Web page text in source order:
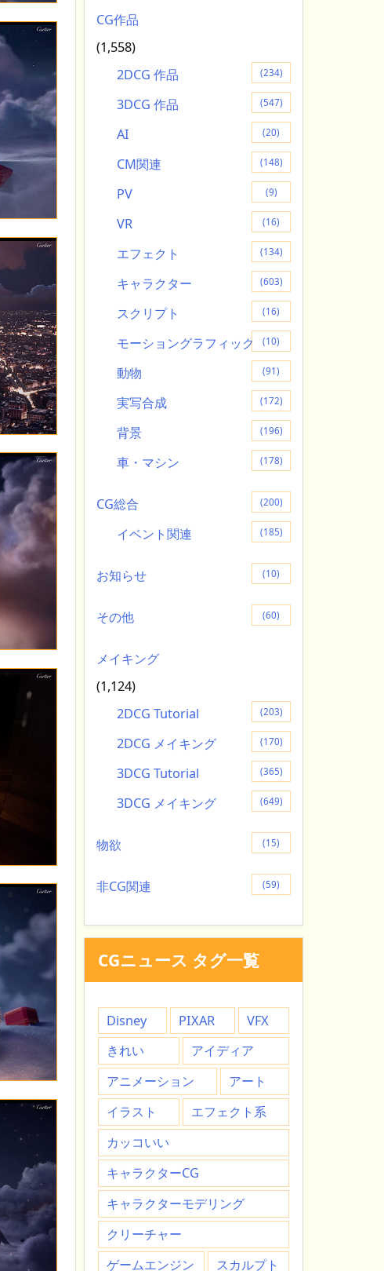
CG作品
(1,558)
2DCG 作品
(234)
3DCG 作品 (547)
AI (20)
CM関連 (148)
PV (9)
VR (16)
エフェクト (134)
キャラクター (603)
スクリプト (16)
モーショングラフィック (10)
動物 (91)
実写合成 (172)
背景 (196)
車・マシン (178)
CG総合 (200)
イベント関連 (185)
お知らせ (10)
その他 (60)
メイキング
(1,124)
2DCG Tutorial
(203)
2DCG メイキング (170)
3DCG Tutorial (365)
3DCG メイキング (649)
物欲 (15)
非CG関連 (59)
CGニュース タグ一覧
Disney PIXAR
VFX
きれい
アイディア
アニメーション
アート
イラスト
エフェクト系
カッコいい
キャラクターCG
キャラクターモデリング
クリーチャー
ゲームエンジン
スカルプト